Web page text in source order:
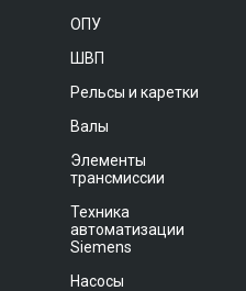
ОПУ
ШВП
Рельсы и каретки
Валы
Элементы
трансмиссии
Техника
автоматизации
Siemens
Насосы